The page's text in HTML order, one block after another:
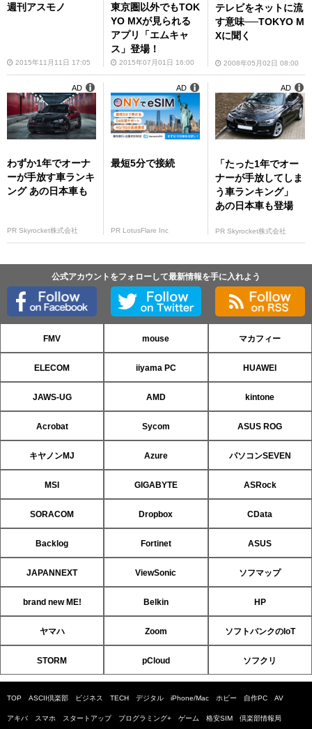
週刊アスモノ
2015年11月11日 17:05
東京圏以外でもTOK
YO MXが見られる
アプリ「エムキャ
ス」登場！
2015年07月01日 16:00
テレビをネットに流
す意味──TOKYO M
Xに聞く
2008年05月02日 08:00
わずか1年でオーナ
ーが手放す車ランキ
ング あの日本車も
PR Skyrocket株式会社
AD
最短5分で接続
PR LotusFlare Inc
AD
「たった1年でオー
ナーが手放してしま
う車ランキング」
あの日本車も登場
PR Skyrocket株式会社
AD
公式アカウントをフォローして最新情報を手に入れよう
FMV mouse マカフィー
ELECOM iiyama PC HUAWEI
JAWS-UG AMD kintone
Acrobat Sycom ASUS ROG
キヤノンMJ Azure パソコンSEVEN
MSI GIGABYTE ASRock
SORACOM Dropbox CData
Backlog Fortinet ASUS
JAPANNEXT ViewSonic ソフマップ
brand new ME! Belkin HP
ヤマハ Zoom ソフトバンクのIoT
STORM pCloud ソフクリ
TOP ASCII倶楽部 ビジネス TECH デジタル iPhone/Mac ホビー 自作PC AV
アキバ スマホ スタートアップ プログラミング+ ゲーム 格安SIM 倶楽部情報局